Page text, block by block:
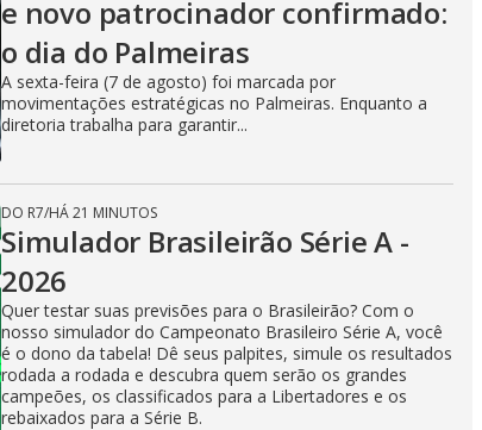
e novo patrocinador confirmado:
o dia do Palmeiras
A sexta-feira (7 de agosto) foi marcada por
movimentações estratégicas no Palmeiras. Enquanto a
diretoria trabalha para garantir...
DO R7/HÁ 21 MINUTOS
Simulador Brasileirão Série A -
2026
Quer testar suas previsões para o Brasileirão? Com o
nosso simulador do Campeonato Brasileiro Série A, você
é o dono da tabela! Dê seus palpites, simule os resultados
rodada a rodada e descubra quem serão os grandes
campeões, os classificados para a Libertadores e os
rebaixados para a Série B.